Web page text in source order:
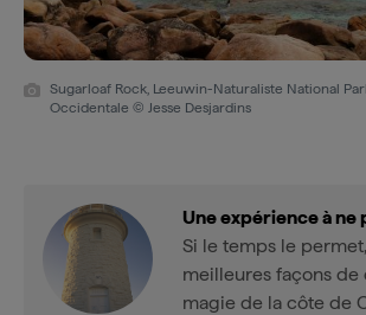
Sugarloaf Rock, Leeuwin-Naturaliste National
Occidentale © Jesse Desjardins
Une expérience à ne
Si le temps le
meilleures façons
magie de la côte de